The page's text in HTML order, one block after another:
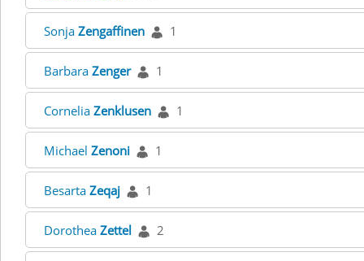
Sonja Zengaffinen 1
Barbara Zenger 1
Cornelia Zenklusen 1
Michael Zenoni 1
Besarta Zeqaj 1
Dorothea Zettel 2